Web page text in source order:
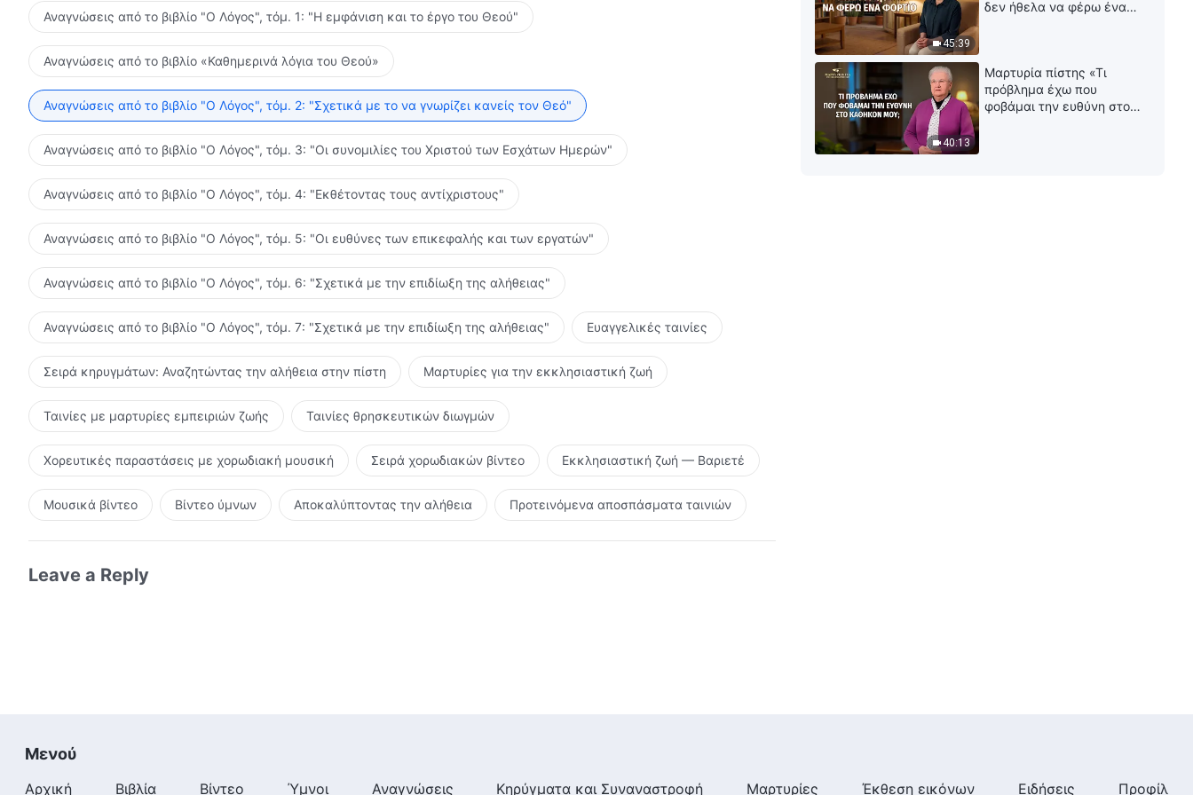
Αναγνώσεις από το βιβλίο "Ο Λόγος", τόμ. 1: "Η εμφάνιση και το έργο του Θεού"
Αναγνώσεις από το βιβλίο «Καθημερινά λόγια του Θεού»
Αναγνώσεις από το βιβλίο "Ο Λόγος", τόμ. 2: "Σχετικά με το να γνωρίζει κανείς τον Θεό"
Αναγνώσεις από το βιβλίο "Ο Λόγος", τόμ. 3: "Οι συνομιλίες του Χριστού των Εσχάτων Ημερών"
Αναγνώσεις από το βιβλίο "Ο Λόγος", τόμ. 4: "Εκθέτοντας τους αντίχριστους"
Αναγνώσεις από το βιβλίο "Ο Λόγος", τόμ. 5: "Οι ευθύνες των επικεφαλής και των εργατών"
Αναγνώσεις από το βιβλίο "Ο Λόγος", τόμ. 6: "Σχετικά με την επιδίωξη της αλήθειας"
Αναγνώσεις από το βιβλίο "Ο Λόγος", τόμ. 7: "Σχετικά με την επιδίωξη της αλήθειας" Ευαγγελικές ταινίες
Σειρά κηρυγμάτων: Αναζητώντας την αλήθεια στην πίστη Μαρτυρίες για την εκκλησιαστική ζωή
Ταινίες με μαρτυρίες εμπειριών ζωής Ταινίες θρησκευτικών διωγμών
Χορευτικές παραστάσεις με χορωδιακή μουσική Σειρά χορωδιακών βίντεο Εκκλησιαστική ζωή — Βαριετέ
Μουσικά βίντεο Βίντεο ύμνων Αποκαλύπτοντας την αλήθεια Προτεινόμενα αποσπάσματα ταινιών
Leave a Reply
45:39
δεν ήθελα να φέρω ένα
40:13
Μαρτυρία πίστης «Τι
πρόβλημα έχω που
φοβάμαι την ευθύνη στο
Μενού
Αρχική Βιβλία Βίντεο Ύμνοι Αναγνώσεις Κηρύγματα και Συναναστροφή Μαρτυρίες Έκθεση εικόνων Ειδήσεις Προφίλ